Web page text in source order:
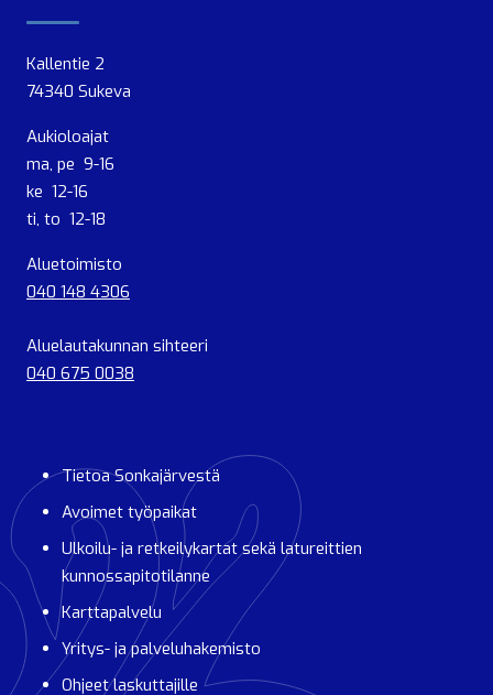
Kallentie 2
74340 Sukeva
Aukioloajat
ma, pe 9-16
ke 12-16
ti, to 12-18
Aluetoimisto
040 148 4306
Aluelautakunnan sihteeri
040 675 0038
Tietoa Sonkajärvestä
Avoimet työpaikat
Ulkoilu- ja retkeilykartat sekä latureittien
kunnossapitotilanne
Karttapalvelu
Yritys- ja palveluhakemisto
Ohjeet laskuttajille